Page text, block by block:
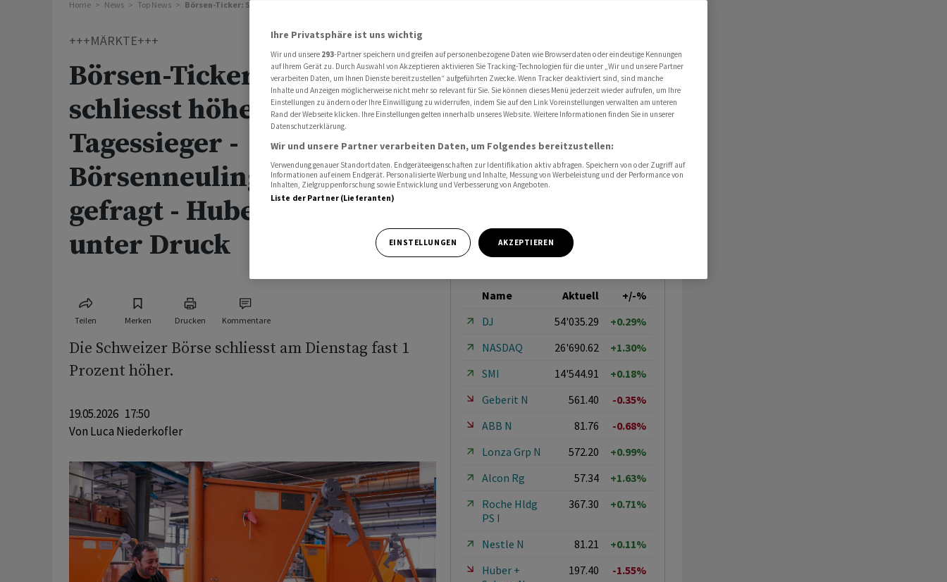
Home News Top News Börsen-Ticker: SMI schliesst höher - Lonza als Tagessieger - Börsenneuling Centiel gefragt - Huber + Suhner unter Druck
+++MÄRKTE+++
Börsen-Ticker: SMI
schliesst höher - Lonza als
Tagessieger -
Börsenneuling Centiel
gefragt - Huber + Suhner
unter Druck
Teilen Merken Drucken Kommentare
Die Schweizer Börse schliesst am Dienstag fast 1
Prozent höher.
19.05.2026 17:50
Von Luca Niederkofler
Name Aktuell
+/-%
DJ
54'035.29
+0.29%
NASDAQ
26'690.62
+1.30%
SMI
14'544.91
+0.18%
Geberit N
561.40
-0.35%
ABB N
81.76
-0.68%
Lonza Grp N
572.20
+0.99%
Alcon Rg
57.34
+1.63%
Roche Hldg
PS I
367.30 +0.71%
Nestle N 81.21
+0.11%
Huber +
197.40 -1.55%
Ihre Privatsphäre ist uns wichtig
Wir und unsere 293-Partner speichern und greifen auf personenbezogene Daten wie Browserdaten oder eindeutige Kennungen
auf Ihrem Gerät zu. Durch Auswahl von Akzeptieren aktivieren Sie Tracking-Technologien für die unter „Wir und unsere Partner
verarbeiten Daten, um Ihnen Dienste bereitzustellen“ aufgeführten Zwecke. Wenn Tracker deaktiviert sind, sind manche
Inhalte und Anzeigen möglicherweise nicht mehr so relevant für Sie. Sie können dieses Menü jederzeit wieder aufrufen, um Ihre
Einstellungen zu ändern oder Ihre Einwilligung zu widerrufen, indem Sie auf den Link Voreinstellungen verwalten am unteren
Rand der Webseite klicken. Ihre Einstellungen gelten innerhalb unseres Website. Weitere Informationen finden Sie in unserer
Datenschutzerklärung.
Wir und unsere Partner verarbeiten Daten, um Folgendes bereitzustellen:
Verwendung genauer Standortdaten. Endgeräteeigenschaften zur Identifikation aktiv abfragen. Speichern von oder Zugriff auf
Informationen auf einem Endgerät. Personalisierte Werbung und Inhalte, Messung von Werbeleistung und der Performance von
Inhalten, Zielgruppenforschung sowie Entwicklung und Verbesserung von Angeboten.
Liste der Partner (Lieferanten)
EINSTELLUNGEN AKZEPTIEREN